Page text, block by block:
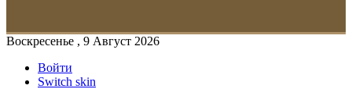
Воскресенье , 9 Август 2026
Войти
Switch skin